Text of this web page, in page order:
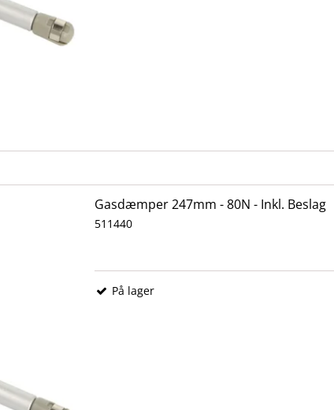
Gasdæmper 247mm - 80N - Inkl. Beslag
511440
På lager